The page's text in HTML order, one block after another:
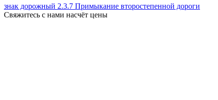
знак дорожный 2.3.7 Примыкание второстепенной дороги
Свяжитесь с нами насчёт цены